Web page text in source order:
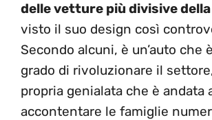
delle vetture più divisive
visto il suo design così
Secondo alcuni, è un’auto che
grado di rivoluzionare il
propria genialata che è andata
accontentare le famiglie